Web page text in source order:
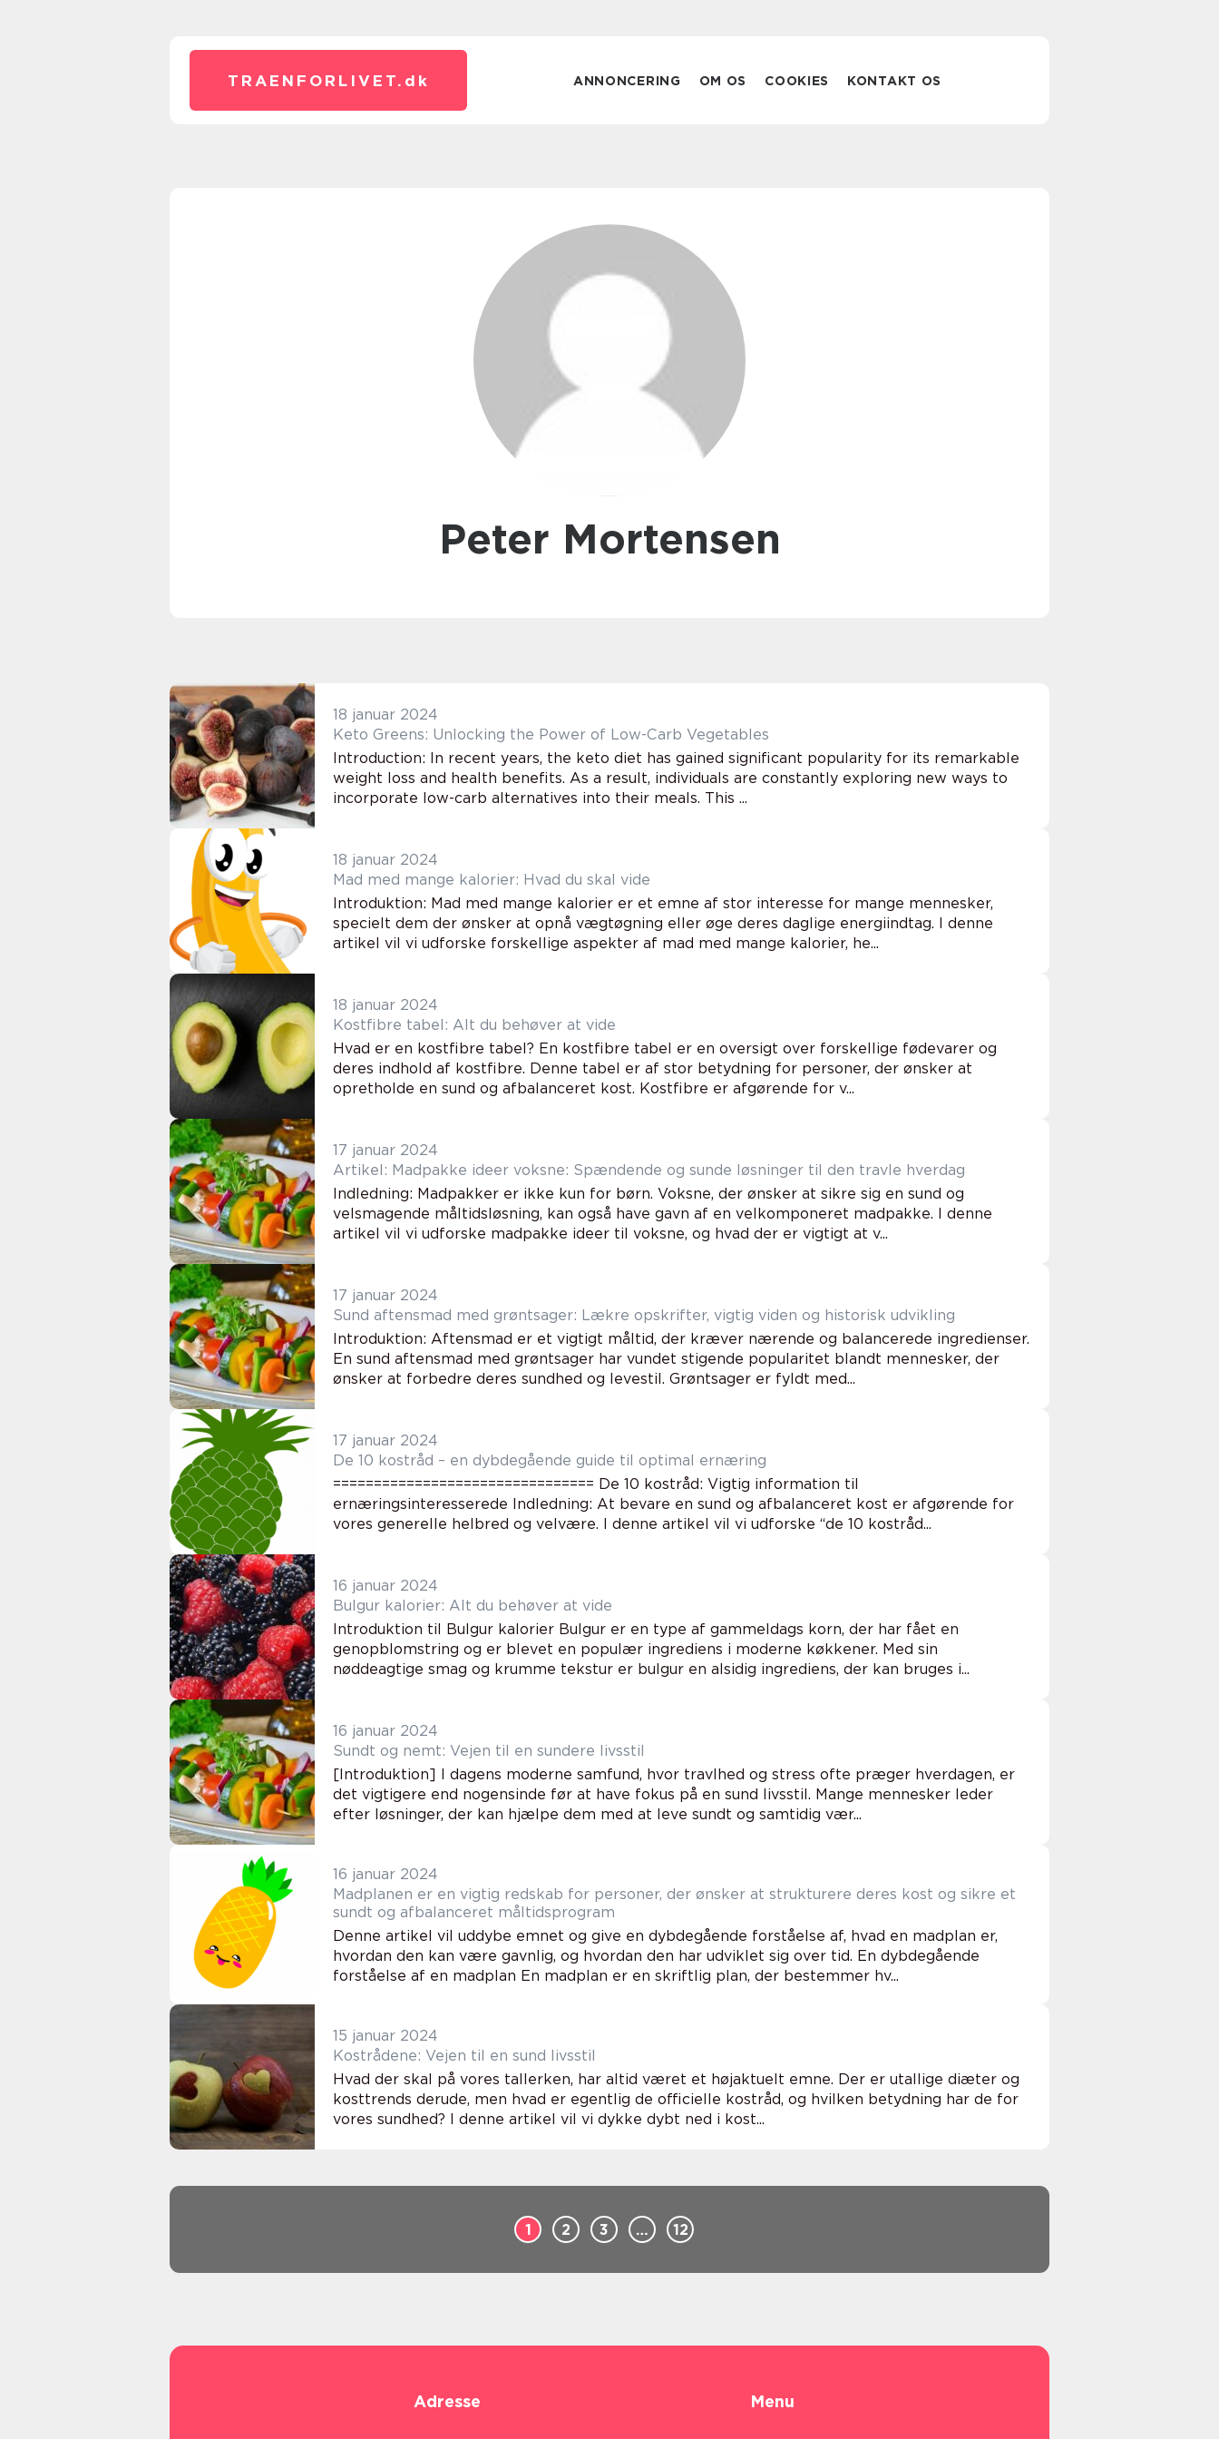
TRAENFORLIVET. dk ANNONCERING OM OS COOKIES KONTAKT OS
Peter Mortensen
18 januar 2024
Keto Greens: Unlocking the Power of Low-Carb Vegetables
Introduction: In recent years, the keto diet has gained significant popularity for its remarkable
weight loss and health benefits. As a result, individuals are constantly exploring new ways to
incorporate low-carb alternatives into their meals. This ...
18 januar 2024
Mad med mange kalorier: Hvad du skal vide
Introduktion: Mad med mange kalorier er et emne af stor interesse for mange mennesker,
specielt dem der ønsker at opnå vægtøgning eller øge deres daglige energiindtag. I denne
artikel vil vi udforske forskellige aspekter af mad med mange kalorier, he...
18 januar 2024
Kostfibre tabel: Alt du behøver at vide
Hvad er en kostfibre tabel? En kostfibre tabel er en oversigt over forskellige fødevarer og
deres indhold af kostfibre. Denne tabel er af stor betydning for personer, der ønsker at
opretholde en sund og afbalanceret kost. Kostfibre er afgørende for v...
17 januar 2024
Artikel: Madpakke ideer voksne: Spændende og sunde løsninger til den travle hverdag
Indledning: Madpakker er ikke kun for børn. Voksne, der ønsker at sikre sig en sund og
velsmagende måltidsløsning, kan også have gavn af en velkomponeret madpakke. I denne
artikel vil vi udforske madpakke ideer til voksne, og hvad der er vigtigt at v...
17 januar 2024
Sund aftensmad med grøntsager: Lækre opskrifter, vigtig viden og historisk udvikling
Introduktion: Aftensmad er et vigtigt måltid, der kræver nærende og balancerede ingredienser.
En sund aftensmad med grøntsager har vundet stigende popularitet blandt mennesker, der
ønsker at forbedre deres sundhed og levestil. Grøntsager er fyldt med...
17 januar 2024
De 10 kostråd – en dybdegående guide til optimal ernæring
================================ De 10 kostråd: Vigtig information til
ernæringsinteresserede Indledning: At bevare en sund og afbalanceret kost er afgørende for
vores generelle helbred og velvære. I denne artikel vil vi udforske “de 10 kostråd...
16 januar 2024
Bulgur kalorier: Alt du behøver at vide
Introduktion til Bulgur kalorier Bulgur er en type af gammeldags korn, der har fået en
genopblomstring og er blevet en populær ingrediens i moderne køkkener. Med sin
nøddeagtige smag og krumme tekstur er bulgur en alsidig ingrediens, der kan bruges i...
16 januar 2024
Sundt og nemt: Vejen til en sundere livsstil
[Introduktion] I dagens moderne samfund, hvor travlhed og stress ofte præger hverdagen, er
det vigtigere end nogensinde før at have fokus på en sund livsstil. Mange mennesker leder
efter løsninger, der kan hjælpe dem med at leve sundt og samtidig vær...
16 januar 2024
Madplanen er en vigtig redskab for personer, der ønsker at strukturere deres kost og sikre et
sundt og afbalanceret måltidsprogram
Denne artikel vil uddybe emnet og give en dybdegående forståelse af, hvad en madplan er,
hvordan den kan være gavnlig, og hvordan den har udviklet sig over tid. En dybdegående
forståelse af en madplan En madplan er en skriftlig plan, der bestemmer hv...
15 januar 2024
Kostrådene: Vejen til en sund livsstil
Hvad der skal på vores tallerken, har altid været et højaktuelt emne. Der er utallige diæter og
kosttrends derude, men hvad er egentlig de officielle kostråd, og hvilken betydning har de for
vores sundhed? I denne artikel vil vi dykke dybt ned i kost...
1 2 3 … 12
Adresse Menu